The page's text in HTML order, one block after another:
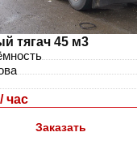
тягач 45 м3
час
Заказать